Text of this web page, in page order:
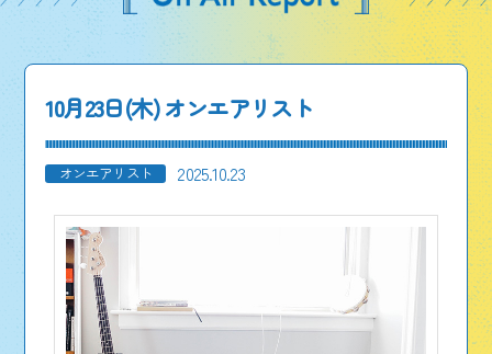
10月23日(木) オンエアリスト
オンエアリスト 2025.10.23